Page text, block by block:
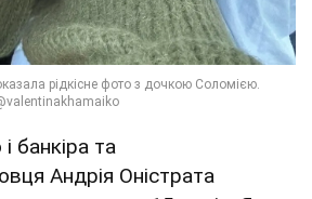
банкіра та
Андрія Оністрата